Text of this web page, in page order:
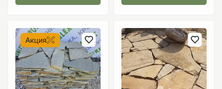
Акция